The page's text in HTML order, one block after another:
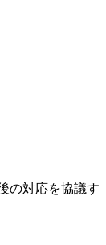
の対応を協議す